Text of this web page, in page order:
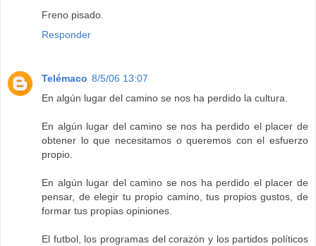
Freno pisado.
Responder
Telémaco 8/5/06 13:07
En algún lugar del camino se nos ha perdido la cultura.
En algún lugar del camino se nos ha perdido el placer de
obtener lo que necesitamos o queremos con el esfuerzo
propio.
En algún lugar del camino se nos ha perdido el placer de
pensar, de elegir tu propio camino, tus propios gustos, de
formar tus propias opiniones.
El futbol, los programas del corazón y los partidos políticos